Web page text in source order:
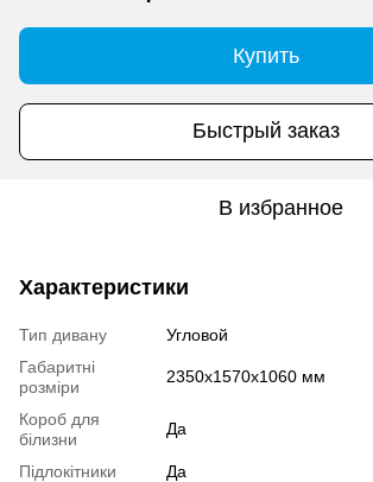
Купить
Быстрый заказ
В избранное
Характеристики
Тип дивану
Угловой
Габаритні
розміри
2350х1570х1060 мм
Короб для
білизни
Да
Підлокітники
Да